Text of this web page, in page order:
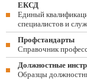
ЕКСД
Единый
специалистов и
Профстандарты
Справочник
Должностные
Образцы